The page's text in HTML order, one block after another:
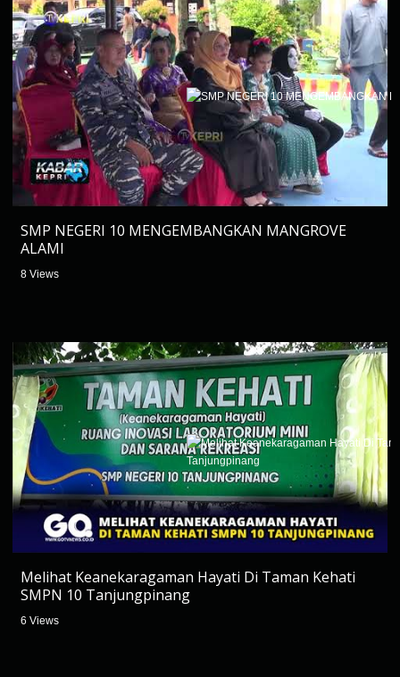
SMP NEGERI 10 MENGEMBANGKAN MANGROVE
ALAMI
8 Views
Melihat Keanekaragaman Hayati Di Taman Kehati
SMPN 10 Tanjungpinang
6 Views